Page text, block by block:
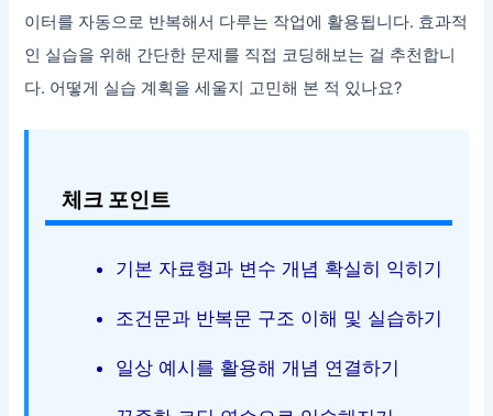
이터를 자동으로 반복해서 다루는 작업에 활용됩니다. 효과적
인 실습을 위해 간단한 문제를 직접 코딩해보는 걸 추천합니
다. 어떻게 실습 계획을 세울지 고민해 본 적 있나요?
체크 포인트
기본 자료형과 변수 개념 확실히 익히기
조건문과 반복문 구조 이해 및 실습하기
일상 예시를 활용해 개념 연결하기